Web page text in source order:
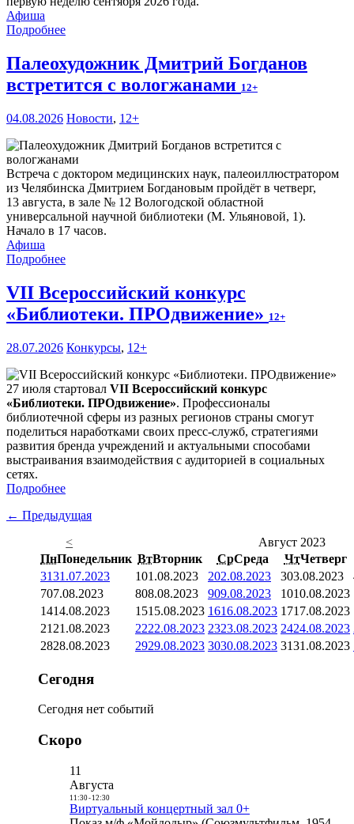
Афиша
Подробнее
Палеохудожник Дмитрий Богданов
встретится с вологжанами 12+
04.08.2026 Новости, 12+
Встреча с доктором медицинских наук, палеоиллюстратором
из Челябинска Дмитрием Богдановым пройдёт в четверг,
13 августа, в зале № 12 Вологодской областной
универсальной научной библиотеки (М. Ульяновой, 1).
Начало в 17 часов.
Афиша
Подробнее
VII Всероссийский конкурс
«Библиотеки. ПРОдвижение» 12+
28.07.2026 Конкурсы, 12+
27 июля стартовал VII Всероссийский конкурс
«Библиотеки. ПРОдвижение». Профессионалы
библиотечной сферы из разных регионов страны смогут
поделиться наработками своих пресс-служб, стратегиями
развития бренда учреждений и актуальными способами
выстраивания взаимодействия с аудиторией в социальных
сетях.
Подробнее
← Предыдущая
<
Август 2023
ПнПонедельник ВтВторник СрСреда ЧтЧетверг
3131.07.2023 101.08.2023 202.08.2023 303.08.2023
707.08.2023 808.08.2023 909.08.2023 1010.08.2023
1414.08.2023 1515.08.2023 1616.08.2023 1717.08.2023
21 21.08.2023 2222.08.2023 2323.08.2023 2424.08.2023
2828.08.2023 2929.08.2023 3030.08.2023 3131.08.2023
Сегодня
Сегодня нет событий
Скоро
11
Августа
11:30- 12:30
Виртуальный концертный зал 0+